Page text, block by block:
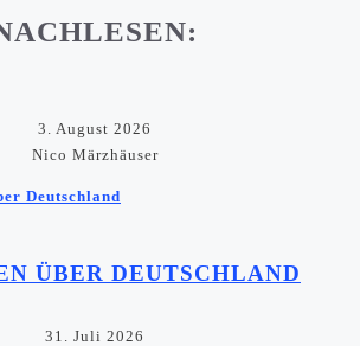
3. August 2026
Nico Märzhäuser
ÜBER DEUTSCHLAND
31. Juli 2026